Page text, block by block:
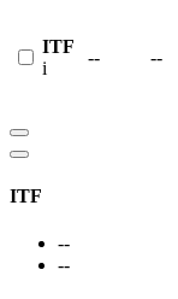
ITF
i
-- --
ITF
--
--